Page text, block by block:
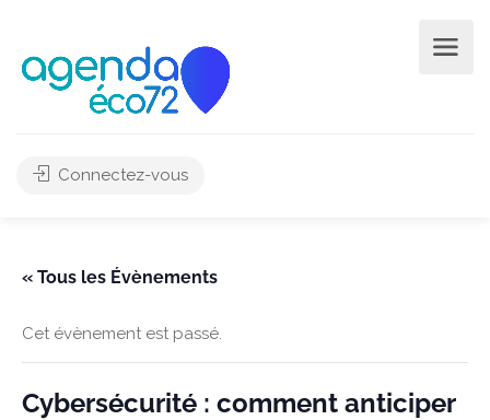
Connectez-vous
« Tous les Évènements
Cet évènement est passé.
Cybersécurité : comment anticiper